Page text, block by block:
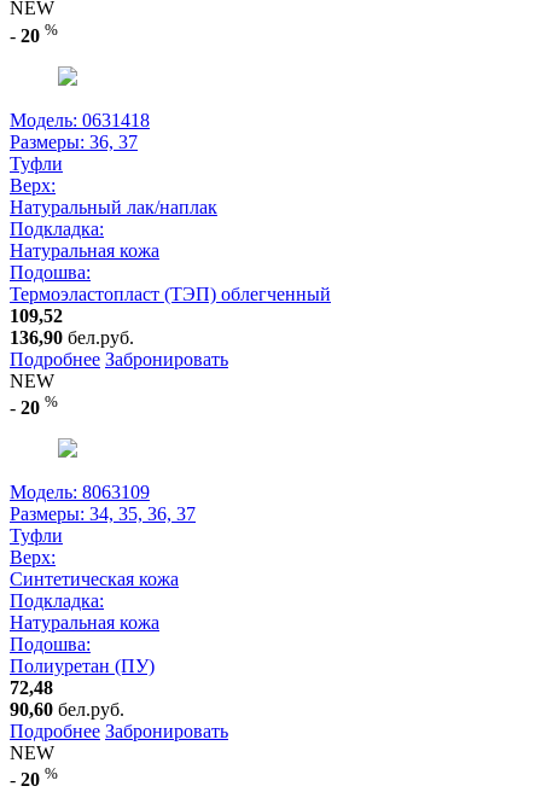
NEW
- 20 %
Модель: 0631418
Размеры: 36, 37
Туфли
Верх:
Натуральный лак/наплак
Подкладка:
Натуральная кожа
Подошва:
Термоэластопласт (ТЭП) облегченный
109,52
136,90 бел.руб.
Подробнее Забронировать
NEW
- 20 %
Модель: 8063109
Размеры: 34, 35, 36, 37
Туфли
Верх:
Синтетическая кожа
Подкладка:
Натуральная кожа
Подошва:
Полиуретан (ПУ)
72,48
90,60 бел.руб.
Подробнее Забронировать
NEW
- 20 %